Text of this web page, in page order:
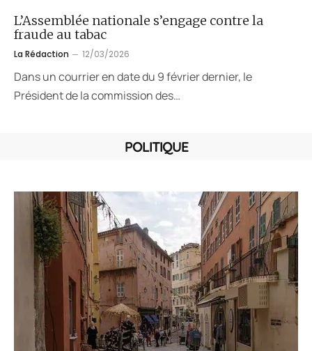
L’Assemblée nationale s’engage contre la
fraude au tabac
La Rédaction 12/03/2026
Dans un courrier en date du 9 février dernier, le
Président de la commission des…
POLITIQUE